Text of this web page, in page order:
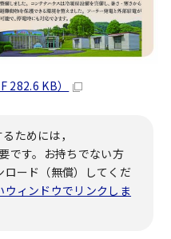
282.6 KB）
ためには，
です。お持ちでない方
ード（無償）してくだ
ィンドウでリンクしま